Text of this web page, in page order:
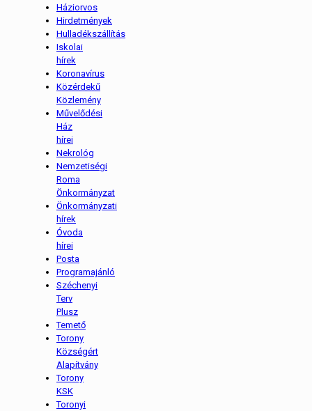
Háziorvos
Hirdetmények
Hulladékszállítás
Iskolai
hírek
Koronavírus
Közérdekű
Közlemény
Művelődési
Ház
hírei
Nekrológ
Nemzetiségi
Roma
Önkormányzat
Önkormányzati
hírek
Óvoda
hírei
Posta
Programajánló
Széchenyi
Terv
Plusz
Temető
Torony
Községért
Alapítvány
Torony
KSK
Toronyi